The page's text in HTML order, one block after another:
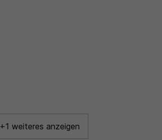
+1 weiteres anzeigen